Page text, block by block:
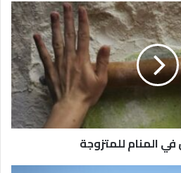
المنام للمتزوجة